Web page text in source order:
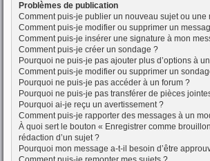
Problèmes de publication
Comment puis-je publier un nouveau sujet ou une
Comment puis-je modifier ou supprimer un
Comment puis-je insérer une signature à mon
Comment puis-je créer un sondage ?
Pourquoi ne puis-je pas ajouter plus d’options à
Comment puis-je modifier ou supprimer un
Pourquoi ne puis-je pas accéder à un forum ?
Pourquoi ne puis-je pas transférer de pièces
Pourquoi ai-je reçu un avertissement ?
Comment puis-je rapporter des messages à un
À quoi sert le bouton « Enregistrer comme
rédaction d’un sujet ?
Pourquoi mon message a-t-il besoin d’être